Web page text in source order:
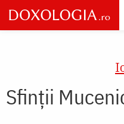
Skip
to
main
Sfinții